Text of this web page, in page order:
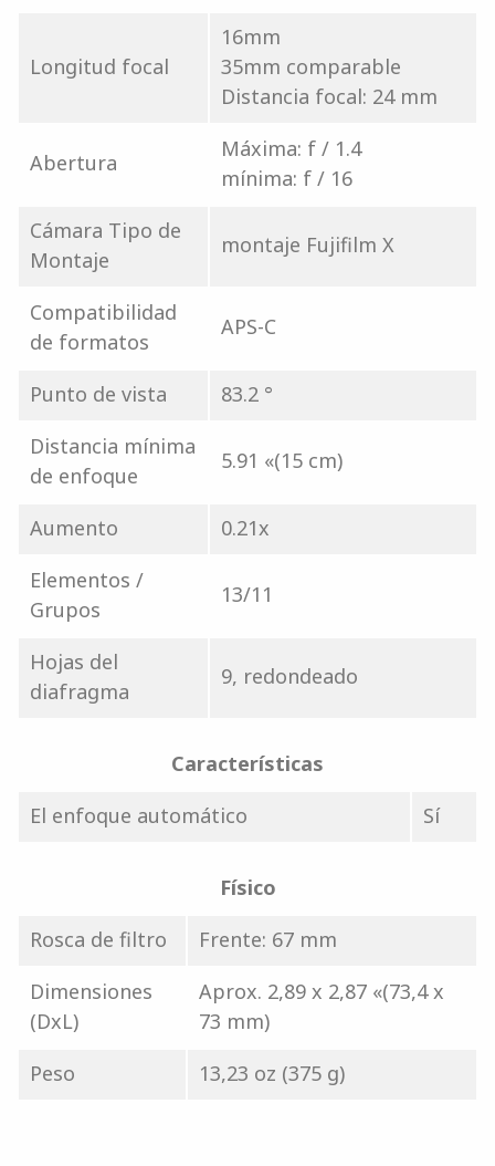
Longitud focal
16mm
35mm comparable
Distancia focal: 24 mm
Abertura
Máxima: f / 1.4
mínima: f / 16
Cámara Tipo de
Montaje
montaje Fujifilm X
Compatibilidad
de formatos
APS-C
Punto de vista
83.2 °
Distancia mínima
de enfoque
5.91 «(15 cm)
Aumento
0.21x
Elementos /
Grupos
13/11
Hojas del
diafragma
9, redondeado
Características
El enfoque automático
Sí
Físico
Rosca de filtro
Frente: 67 mm
Dimensiones
(DxL)
Aprox. 2,89 x 2,87 «(73,4 x
73 mm)
Peso
13,23 oz (375 g)